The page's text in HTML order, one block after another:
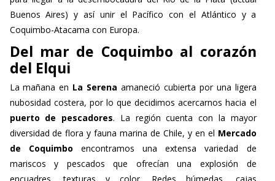
Coquimbo-Atacama con Europa.
Del mar de Coquimbo al corazón
del Elqui
La mañana en
amaneció cubierta por una ligera
nubosidad costera, por lo que decidimos acercarnos hacia el
. La región cuenta con la mayor
diversidad de flora y fauna marina de Chile, y en el
de Coquimbo
encontramos una extensa variedad de
mariscos y pescados que ofrecían una explosión de
encuadres, texturas y color. Redes húmedas, cajas
rebosantes de jaibas y erizos, manos curtidas por la sal y